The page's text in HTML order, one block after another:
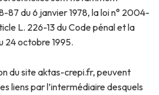
87 du 6 janvier 1978, la loi n° 2004-
L. 226-13 du Code pénal et la
24 octobre 1995.
du site aktas-crepi.fr, peuvent
liens par l’intermédiaire desquels